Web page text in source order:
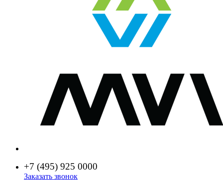
+7 (495) 925 0000
Заказать звонок